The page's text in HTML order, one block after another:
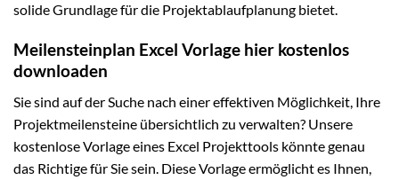
solide Grundlage für die Projektablaufplanung bietet.
Meilensteinplan Excel Vorlage hier kostenlos
downloaden
Sie sind auf der Suche nach einer effektiven Möglichkeit, Ihre
Projektmeilensteine übersichtlich zu verwalten? Unsere
kostenlose Vorlage eines Excel Projekttools könnte genau
das Richtige für Sie sein. Diese Vorlage ermöglicht es Ihnen,